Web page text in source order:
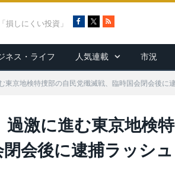
損しにくい投資」
c
e
b
o
R
S
ネス・ライフ 人気連載 市況
東京地検特捜部の自民党殲滅戦、臨時国会閉会後に
激に進む東京地検特
会後に逮捕ラッシュ